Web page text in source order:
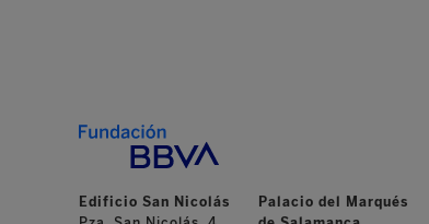
Edificio San Nicolás
Palacio del Marqués